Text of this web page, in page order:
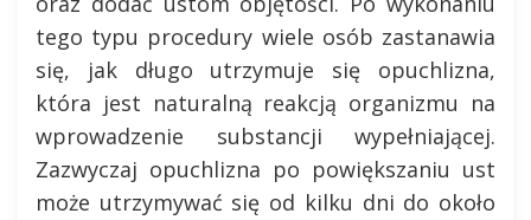
tego typu procedury wiele osób zastanawia
się, jak długo utrzymuje się opuchlizna,
która jest naturalną reakcją organizmu na
wprowadzenie substancji wypełniającej.
Zazwyczaj opuchlizna po powiększaniu ust
może utrzymywać się od kilku dni do około